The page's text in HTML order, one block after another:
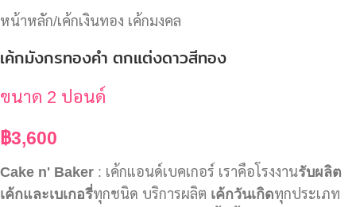
หน้าหลัก/เค้กเงินทอง เค้กมงคล
เค้กมังกรทองคำ ตกแต่งดาวสีทอง
ขนาด 2 ปอนด์
฿3,600
Cake n' Baker : เค้กแอนด์เบคเกอร์ เราคือโรงงานรับผลิต
เค้กและเบเกอรี่ทุกชนิด บริการผลิต เค้กวันเกิดทุกประเภท